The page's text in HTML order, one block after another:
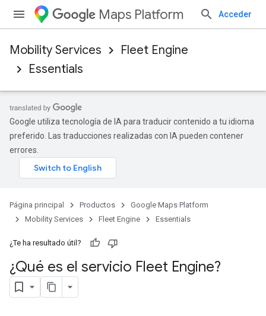
Maps Platform Acceder
Mobility Services
Fleet Engine
Essentials
Google utiliza tecnología de IA para traducir contenido a tu idioma
preferido. Las traducciones realizadas con IA pueden contener
errores.
Página principal Productos
Google Maps Platform
Mobility Services
Fleet Engine Essentials
¿Te ha resultado útil?
¿Qué es el servicio Fleet Engine?